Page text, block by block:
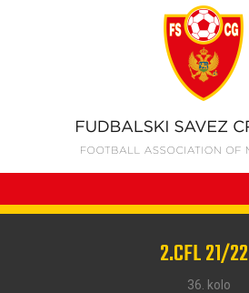
2.CFL 21/22
36. kolo